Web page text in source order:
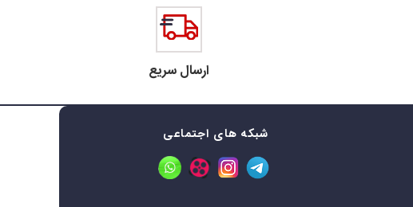
ارسال سریع
شبکه های اجتماعی